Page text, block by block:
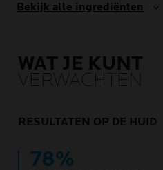
Bekijk alle ingrediënten
WAT JE KUNT
VERWACHTEN
RESULTATEN OP DE HUID
78%